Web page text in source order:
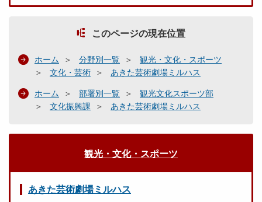
このページの現在位置
ホーム 分野別一覧
観光・文化・スポーツ
文化・芸術
あきた芸術劇場ミルハス
ホーム 部署別一覧
観光文化スポーツ部
文化振興課
あきた芸術劇場ミルハス
観光・文化・スポーツ
あきた芸術劇場ミルハス